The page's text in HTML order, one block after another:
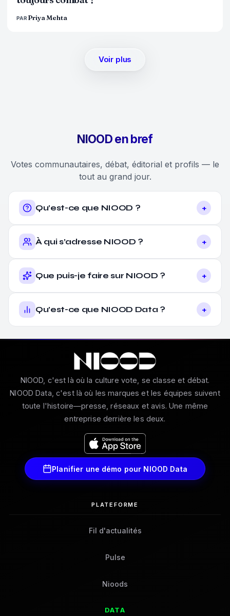
PAR Priya Mehta
Voir plus
NIOOD en bref
Votes communautaires, débat, éditorial et profils — le
tout au grand jour.
Qu’est-ce que NIOOD ? +
À qui s’adresse NIOOD ? +
Que puis-je faire sur NIOOD ? +
Qu’est-ce que NIOOD Data ? +
NIOOD, c'est là où la culture vote, se classe et débat.
NIOOD Data, c'est là où les marques et les équipes suivent
toute l'histoire—presse, réseaux et avis. Une même
entreprise derrière les deux.
Planifier une démo pour NIOOD Data
PLATEFORME
Fil d'actualités
Pulse
Nioods
DATA